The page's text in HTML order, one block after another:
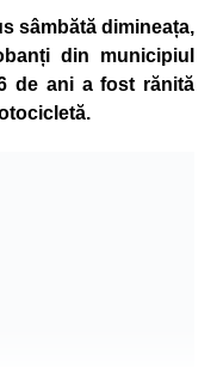
sâmbătă dimineața,
din municipiul
de ani a fost rănită